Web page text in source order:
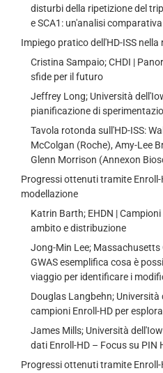
disturbi della ripetizione del
e SCA1: un'analisi comparativa
Impiego pratico dell'HD-ISS nella
Cristina Sampaio; CHDI |
sfide per il futuro
Jeffrey Long; Università
pianificazione di
Tavola rotonda sull'HD-ISS:
McColgan (Roche), Amy-Lee
Glenn Morrison (Annexon
Progressi ottenuti tramite
modellazione
Katrin Barth; EHDN |
ambito e distribuzione
Jong-Min Lee; Massachusetts
GWAS esemplifica cosa è
viaggio per identificare i
Douglas Langbehn;
campioni Enroll-HD per
James Mills; Università
dati Enroll-HD – Focus su PIN
Progressi ottenuti tramite